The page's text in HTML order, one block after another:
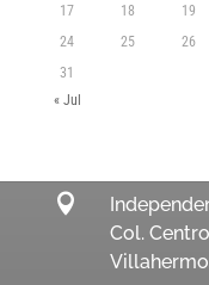
17
18 19
24
25 26
31
« Jul

Col.